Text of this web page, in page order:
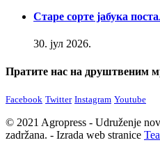
Старе сорте јабука
30. јул 2026.
Пратите нас на друштвеним
Facebook Twitter Instagram Youtube
© 2021 Agropress - Udruženje
zadržana. - Izrada web stranice